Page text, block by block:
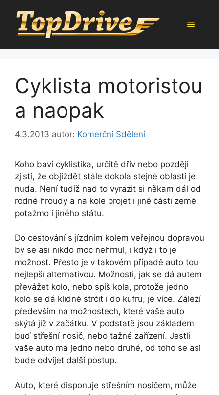
obsah
Menu
Cyklista motoristou
a naopak
4.3.2013 autor: Komerční Sdělení
Koho baví cyklistika, určitě dřív nebo později
zjistí, že objíždět stále dokola stejné oblasti je
nuda. Není tudíž nad to vyrazit si někam dál od
rodné hroudy a na kole projet i jiné části země,
potažmo i jiného státu.
Do cestování s jízdním kolem veřejnou dopravou
by se asi nikdo moc nehrnul, i když i to je
možnost. Přesto je v takovém případě auto tou
nejlepší alternativou. Možnosti, jak se dá autem
převážet kolo, nebo spíš kola, protože jedno
kolo se dá klidně strčit i do kufru, je více. Záleží
především na možnostech, které vaše auto
skýtá již v začátku. V podstatě jsou základem
buď střešní nosič, nebo tažné zařízení. Jestli
vaše auto má jedno nebo druhé, od toho se asi
bude odvíjet další postup.
Auto, které disponuje střešním nosičem, může